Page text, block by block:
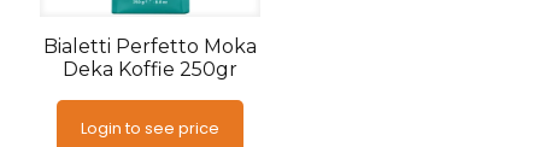
Bialetti Perfetto Moka
Deka Koffie 250gr
Login to see price